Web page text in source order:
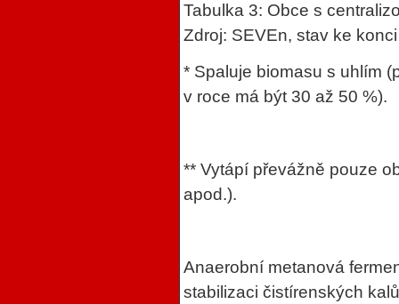
Tabulka 3: Obce s
Zdroj: SEVEn, stav ke
* Spaluje biomasu s uhlím
v roce má být 30 až 50 %).
** Vytápí převážně pouze
apod.).
Anaerobní metanová
stabilizaci čistírenských